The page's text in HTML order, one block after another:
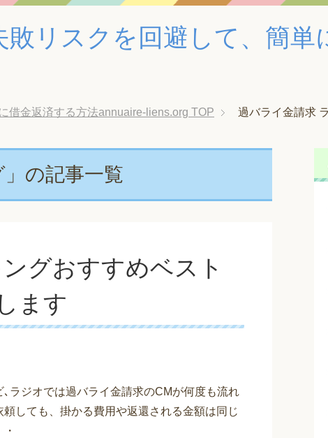
リスクを回避して、簡単
借金返済する方法annuaire-liens.org TOP 過バライ金請求
」の記事一覧
グおすすめベスト
ます
ラジオでは過バライ金請求のCMが何度も流れ
しても、掛かる費用や返還される金額は同じ